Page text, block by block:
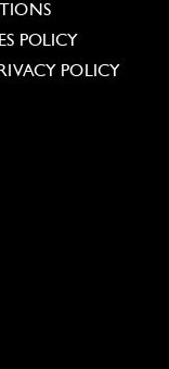
POLICY
POLICY